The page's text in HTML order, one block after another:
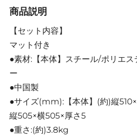
商品説明
【セット内容】
マット付き
●素材:【本体】スチール/ポリエ
ー
●中国製
●サイズ(mm):【本体】(約)縦
縦505×横505×厚さ5
●重さ:(約)3.8kg